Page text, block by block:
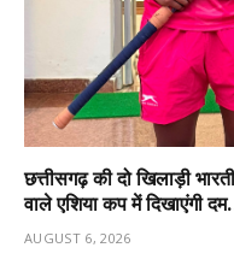
छत्तीसगढ़ की दो खिलाड़ी
वाले एशिया कप में दिखाएंगी
AUGUST 6, 2026